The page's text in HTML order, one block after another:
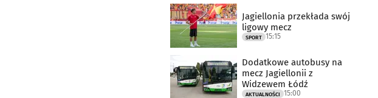
Jagiellonia przekłada swój
ligowy mecz
SPORT 15:15
Dodatkowe autobusy na
mecz Jagiellonii z
Widzewem Łódź
AKTUALNOŚCI 15:00